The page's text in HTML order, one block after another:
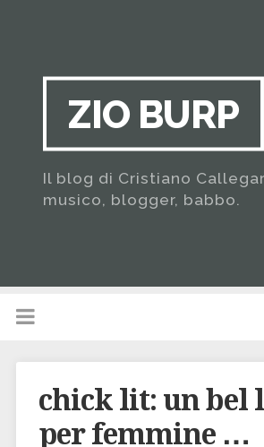
ZIO BURP
Il blog di Cristiano
musico, blogger, babbo.
chick lit: un bel
per femmine …